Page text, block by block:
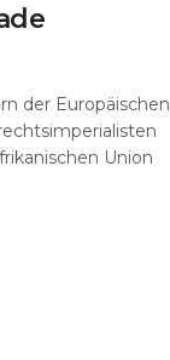
der Europäischen
Union